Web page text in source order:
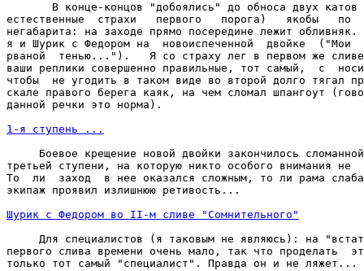
В конце-концов "добоялись" до обноса двух катов
естественные  страхи   первого   порога)   якобы   по
негабарита: на заходе прямо посередине лежит обливняк.
я и Шурик с Федором на  новоиспеченной  двойке  ("Мои
рваной  тенью...").   Я со страху лег в первом же
ваши реплики совершенно правильные, тот самый,  с
чтобы  не угодить в таком виде во второй долго тягал
скале правого берега каяк, на чем сломал шпангоут
данной речки это норма).
1-я ступень ...
Боевое крещение новой двойки закончилось
третьей ступени, на которую никто особого внимания не
То  ли  заход  в нее оказался сложным, то ли рама
экипаж проявил излишнюю ретивость...
Шурик с Федором во II-м сливе "Сомнительного"
Для специалистов (я таковым не являюсь): на
первого слива времени очень мало, так что проделать
только тот самый "специалист". Правда он и не ляжет...